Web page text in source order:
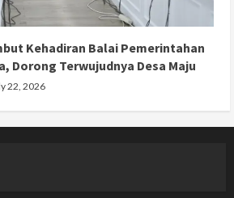
Kehadiran Balai Pemerintahan
Dorong Terwujudnya Desa Maju
22, 2026